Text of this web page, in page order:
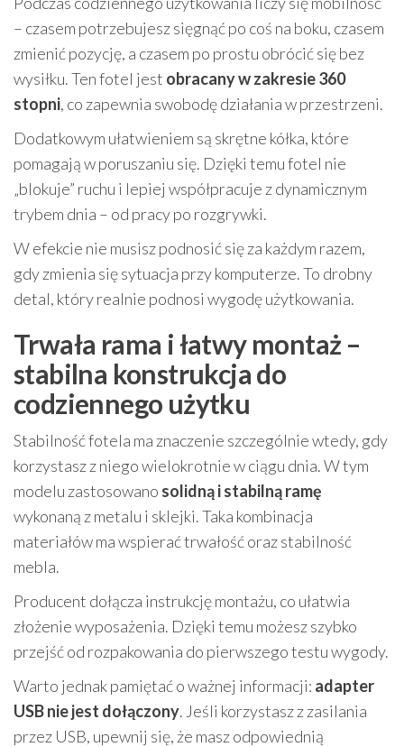
– czasem potrzebujesz sięgnąć po coś na boku, czasem
zmienić pozycję, a czasem po prostu obrócić się bez
wysiłku. Ten fotel jest obracany w zakresie 360
stopni, co zapewnia swobodę działania w przestrzeni.
Dodatkowym ułatwieniem są skrętne kółka, które
pomagają w poruszaniu się. Dzięki temu fotel nie
„blokuje” ruchu i lepiej współpracuje z dynamicznym
trybem dnia – od pracy po rozgrywki.
W efekcie nie musisz podnosić się za każdym razem,
gdy zmienia się sytuacja przy komputerze. To drobny
detal, który realnie podnosi wygodę użytkowania.
Trwała rama i łatwy montaż –
stabilna konstrukcja do
codziennego użytku
Stabilność fotela ma znaczenie szczególnie wtedy, gdy
korzystasz z niego wielokrotnie w ciągu dnia. W tym
modelu zastosowano solidną i stabilną ramę
wykonaną z metalu i sklejki. Taka kombinacja
materiałów ma wspierać trwałość oraz stabilność
mebla.
Producent dołącza instrukcję montażu, co ułatwia
złożenie wyposażenia. Dzięki temu możesz szybko
przejść od rozpakowania do pierwszego testu wygody.
Warto jednak pamiętać o ważnej informacji: adapter
USB nie jest dołączony. Jeśli korzystasz z zasilania
przez USB, upewnij się, że masz odpowiednią